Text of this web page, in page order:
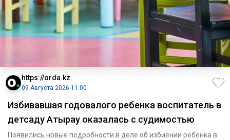
https://orda.kz
09 Августа 2026 11:00
Избивавшая годовалого ребенка воспитатель в
детсаду Атырау оказалась с судимостью
Появились новые подробности в деле об избиении ребенка в